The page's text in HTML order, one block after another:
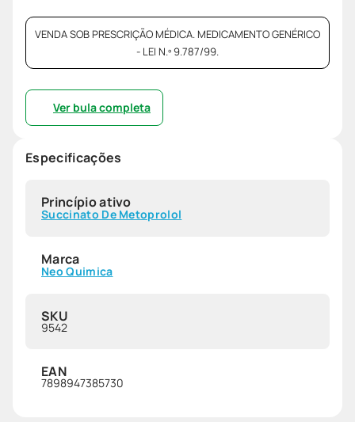
VENDA SOB PRESCRIÇÃO MÉDICA. MEDICAMENTO GENÉRICO
- LEI N.º 9.787/99.
Ver bula completa
Especificações
Princípio ativo
Succinato De Metoprolol
Marca
Neo Quimica
SKU
9542
EAN
7898947385730